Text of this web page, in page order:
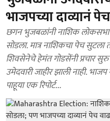
भाजपच्या दाव्यानं
छगन भुजबळांनी नाशिक लोकसभा
सोडला. मात्र नाशिकचा पेच
शिवसेनेचे हेमंत गोडसेंनी प्रचार सुरु
उमेदवारी जाहीर झाली नाही.
पाहूया एक रिपोर्ट...